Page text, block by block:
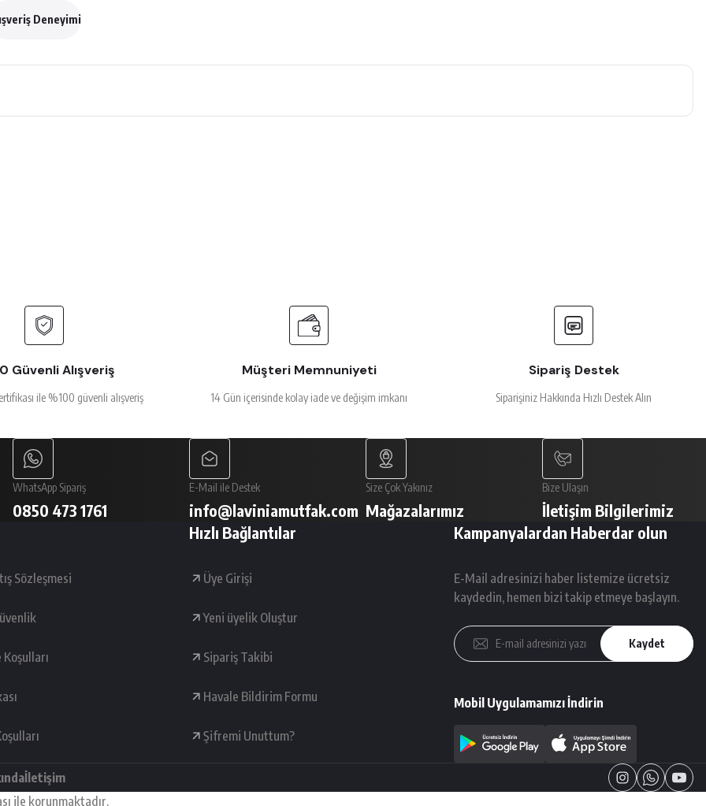
Deneyimi
Güvenli Alışveriş
ile %100 güvenli alışveriş
Müşteri Memnuniyeti
14 Gün içerisinde kolay iade ve değişim imkanı
Sipariş Destek
Siparişiniz Hakkında Hızlı Destek Alın
WhatsApp Sipariş
0850 473 1761
E-Mail ile Destek
info@laviniamutfak.com
Size Çok Yakınız
Mağazalarımız
Bize Ulaşın
İletişim Bilgilerimiz
Sözleşmesi
Hızlı Bağlantılar
Üye Girişi
Yeni üyelik Oluştur
Sipariş Takibi
Havale Bildirim Formu
Şifremi Unuttum?
Kampanyalardan Haberdar olun
E-Mail adresinizi haber listemize ücretsiz
kaydedin, hemen bizi takip etmeye başlayın.
Kaydet
Mobil Uygulamamızı İndirin
İletişim
ile korunmaktadır.